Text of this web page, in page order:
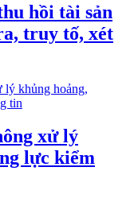
hồi tài sản
truy tố, xét
xử lý
lực kiểm